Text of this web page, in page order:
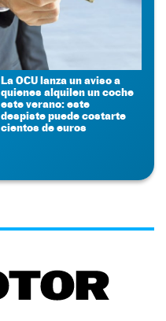
La OCU lanza un aviso a
quienes alquilen un coche
este verano: este
despiste puede costarte
cientos de euros